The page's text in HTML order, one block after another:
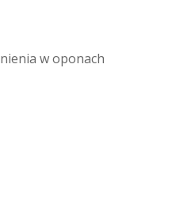
nienia woponach